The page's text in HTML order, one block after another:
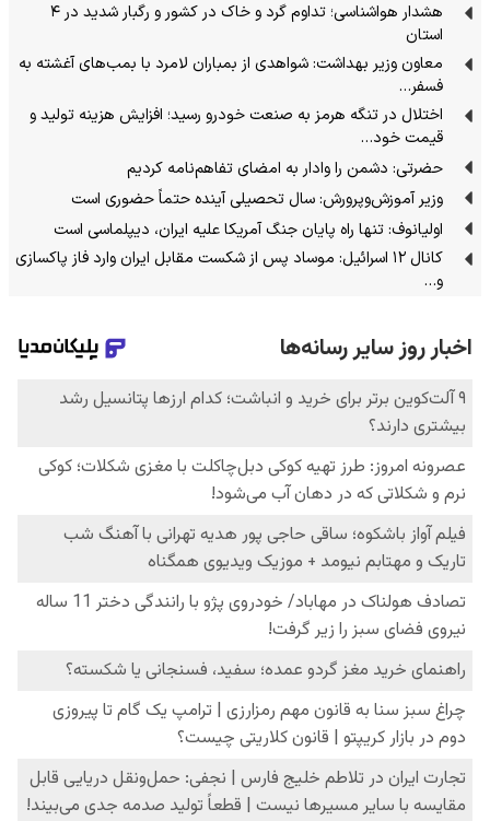
هشدار هواشناسی؛ تداوم گرد و خاک در کشور و رگبار شدید در ۴
استان
معاون وزیر بهداشت: شواهدی از بمباران لامرد با بمب‌های آغشته به
فسفر…
اختلال در تنگه هرمز به صنعت خودرو رسید؛ افزایش هزینه تولید و
قیمت خود…
حضرتی: دشمن را وادار به امضای تفاهم‌نامه کردیم
وزیر آموزش‌وپرورش: سال تحصیلی آینده حتماً حضوری است
اولیانوف: تنها راه پایان جنگ آمریکا علیه ایران، دیپلماسی است
کانال ۱۲ اسرائیل: موساد پس از شکست مقابل ایران وارد فاز پاکسازی
و…